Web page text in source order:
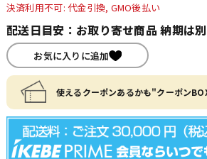
決済利用不可: 代金引換, GMO後払い
配送日目安：お取り寄せ商品 納期は
お気に入りに追加
使えるクーポンあるかも"クーポン